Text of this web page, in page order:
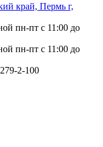
край, Пермь г,
пн-пт с 11:00 до
пн-пт с 11:00 до
2-100